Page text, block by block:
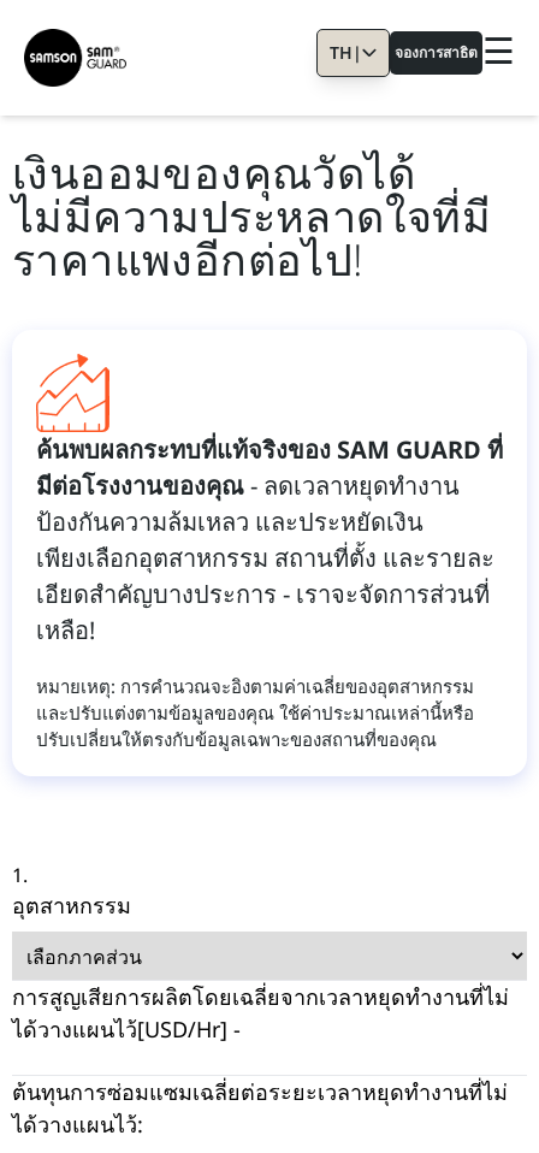
TH | จองการสาธิต ☰
เงินออมของคุณวัดได้
ไม่มีความประหลาดใจที่มี
ราคาแพงอีกต่อไป!
ค้นพบผลกระทบที่แท้จริงของ SAM GUARD ที่
มีต่อโรงงานของคุณ- ลดเวลาหยุดทํางาน
ป้องกันความล้มเหลว และประหยัดเงิน
เพียงเลือกอุตสาหกรรม สถานที่ตั้ง และรายละ
เอียดสําคัญบางประการ - เราจะจัดการส่วนที่
เหลือ!
หมายเหตุ: การคํานวณจะอิงตามค่าเฉลี่ยของอุตสาหกรรม
และปรับแต่งตามข้อมูลของคุณ ใช้ค่าประมาณเหล่านี้หรือ
ปรับเปลี่ยนให้ตรงกับข้อมูลเฉพาะของสถานที่ของคุณ
1.
อุตสาหกรรม
การสูญเสียการผลิตโดยเฉลี่ยจากเวลาหยุดทำงานที่ไม่
ได้วางแผนไว้[USD/Hr] -
ต้นทุนการซ่อมแซมเฉลี่ยต่อระยะเวลาหยุดทำงานที่ไม่
ได้วางแผนไว้: